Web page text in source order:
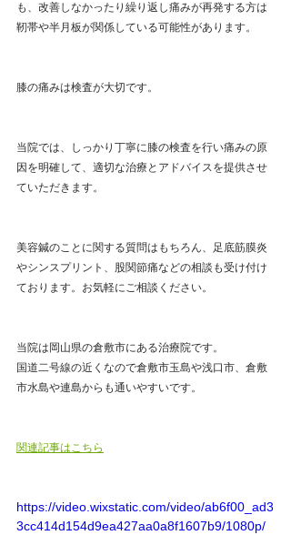
も、改善しなかったり繰り返し痛みが再発する方は
靭帯や半月板が関係している可能性があります。
膝の痛みは検査が大切です。
当院では、しっかり丁寧に膝の検査を行い痛みの原
因を明確して、適切な治療とアドバイスを提供させ
ていただきます。
美容鍼のことに関する質問はもちろん、足底筋膜炎
やシンスプリント、股関節痛などの相談も受け付け
ております。お気軽にご相談ください。
当院は岡山県の倉敷市にある治療院です。
国道二号線の近くなので倉敷市玉島や浅口市、倉敷
市水島や連島からも通いやすいです。
関連記事はこちら
https://video.wixstatic.com/video/ab6f00_ad3
3cc414d154d9ea427aa0a8f1607b9/1080p/